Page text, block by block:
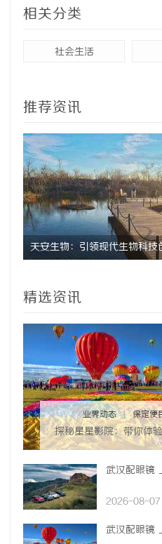
相关分类
社会生活
推荐资讯
天安生物：引领现代生物科技
精选资讯
业界动态 | 保定便
探秘星星影院：带你体
享受的独特空间
武汉配眼镜
2026-08-07
武汉配眼镜